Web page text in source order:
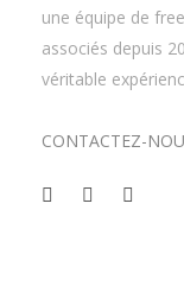
une équipe de
associés depuis
véritable
CONTACTEZ-